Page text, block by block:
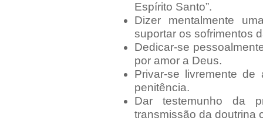
Espírito Santo”.
Dizer mentalmente
suportar os sofrimentos
Dedicar-se
por amor a Deus.
Privar-se livremente
penitência.
Dar testemunho da
transmissão da doutrina